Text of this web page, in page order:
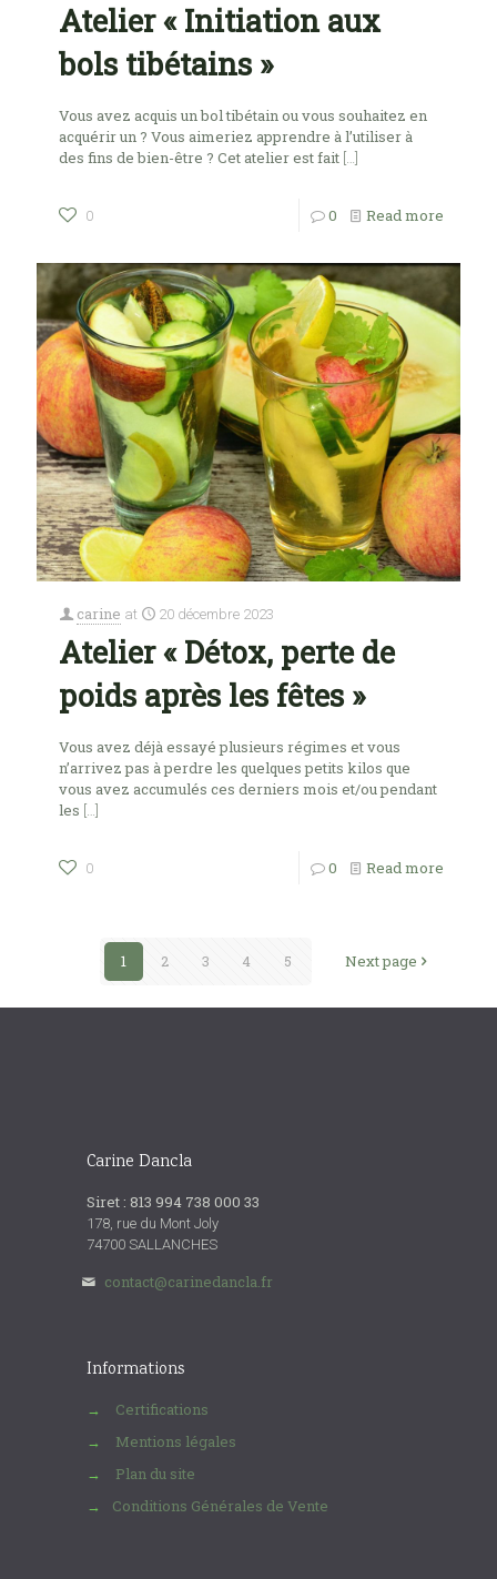
Atelier « Initiation aux
bols tibétains »
Vous avez acquis un bol tibétain ou vous souhaitez en
acquérir un ? Vous aimeriez apprendre à l’utiliser à
des fins de bien-être ? Cet atelier est fait […]
0 0 Read more
carine at 20 décembre 2023
Atelier « Détox, perte de
poids après les fêtes »
Vous avez déjà essayé plusieurs régimes et vous
n’arrivez pas à perdre les quelques petits kilos que
vous avez accumulés ces derniers mois et/ou pendant
les […]
0 0 Read more
1 2 3 4 5 Next page
Carine Dancla
Siret : 813 994 738 000 33
178, rue du Mont Joly
74700 SALLANCHES
contact@carinedancla.fr
Informations
→ Certifications
→ Mentions légales
→ Plan du site
→ Conditions Générales de Vente